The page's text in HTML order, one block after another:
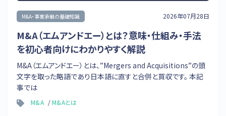
M&A・事業承継の基礎知識 2026年07月28日
M&A（エムアンドエー）とは？意味・仕組み・手法
を初心者向けにわかりやすく解説
M&A（エムアンドエー）とは、”Mergers and Acquisitions”の頭
文字を取った略語であり日本語に直すと合併と買収です。 本記
事では
M&A M&Aとは